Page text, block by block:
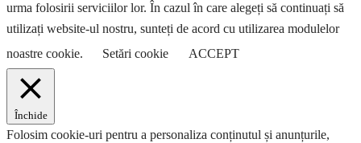
urma folosirii serviciilor lor. În cazul în care alegeți să continuați să
utilizați website-ul nostru, sunteți de acord cu utilizarea modulelor
noastre cookie.
Setări cookie ACCEPT
Închide
Folosim cookie-uri pentru a personaliza conținutul și anunțurile,